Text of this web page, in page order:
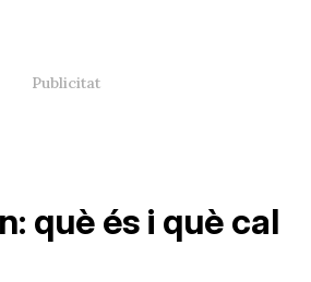
què és i què cal